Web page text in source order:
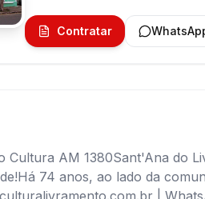
Contratar
Cultura AM 1380Sant'Ana do
74 anos, ao lado da
|